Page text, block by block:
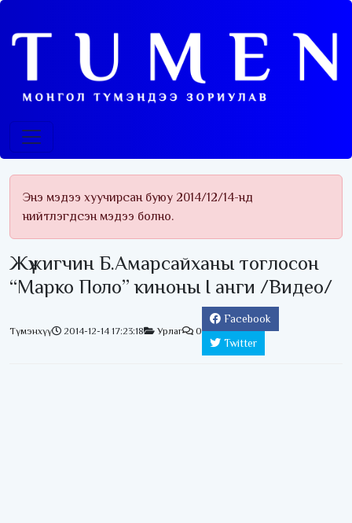
Энэ мэдээ хуучирсан буюу 2014/12/14-нд
нийтлэгдсэн мэдээ болно.
Жүжигчин Б.Амарсайханы тоглосон
“Марко Поло” киноны I анги /Видео/
Түмэнхүү 2014-12-14 17:23:18 Урлаг 0
Facebook
Twitter